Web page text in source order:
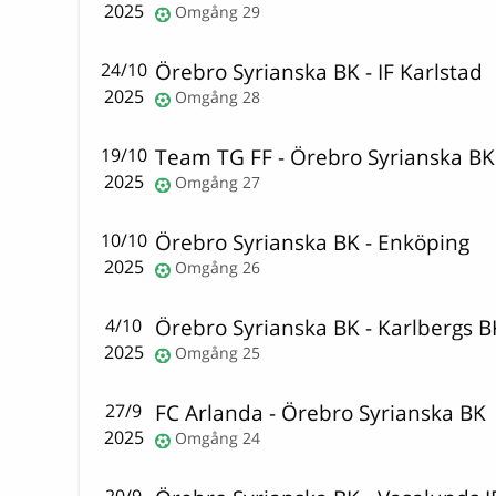
2025
Omgång 29
24/10
2025
Örebro Syrianska BK- IF Karlstad
Omgång 28
19/10
2025
Team TG FF- Örebro Syrianska BK
Omgång 27
10/10
2025
Örebro Syrianska BK- Enköping
Omgång 26
4/10
2025
Örebro Syrianska BK- Karlbergs
Omgång 25
27/9
2025
FC Arlanda - Örebro Syrianska BK
Omgång 24